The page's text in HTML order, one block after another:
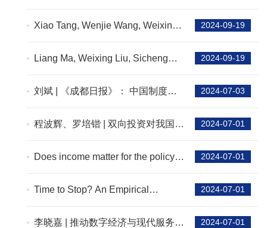
process
Xiao Tang, Wenjie Wang, Weixing
myopia: Evidence from Chinese
2024-09-19
Liang Ma, Weixing Liu, Sicheng
Network position, designed
2024-09-19
刘斌 | 《成都日报》： 中国制度型
2024-07-03
程波辉、罗培锴 | 双向投资对我国就
2009—2022年省域面板数据的实证
2024-07-01
Does income matter for the policy
insurance on informal care use in
2024-07-01
Time to Stop? An Empirical
of Canceling Monetary Incentives
2024-07-01
李晓嘉 | 推动数字经济与现代服务业
2024-07-01